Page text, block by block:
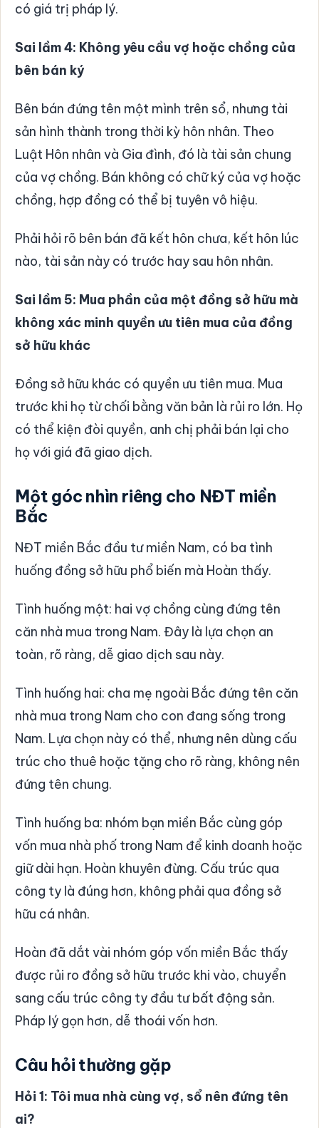
có giá trị pháp lý.
Sai lầm 4: Không yêu cầu vợ hoặc chồng của
bên bán ký
Bên bán đứng tên một mình trên sổ, nhưng tài
sản hình thành trong thời kỳ hôn nhân. Theo
Luật Hôn nhân và Gia đình, đó là tài sản chung
của vợ chồng. Bán không có chữ ký của vợ hoặc
chồng, hợp đồng có thể bị tuyên vô hiệu.
Phải hỏi rõ bên bán đã kết hôn chưa, kết hôn lúc
nào, tài sản này có trước hay sau hôn nhân.
Sai lầm 5: Mua phần của một đồng sở hữu mà
không xác minh quyền ưu tiên mua của đồng
sở hữu khác
Đồng sở hữu khác có quyền ưu tiên mua. Mua
trước khi họ từ chối bằng văn bản là rủi ro lớn. Họ
có thể kiện đòi quyền, anh chị phải bán lại cho
họ với giá đã giao dịch.
Một góc nhìn riêng cho NĐT miền
Bắc
NĐT miền Bắc đầu tư miền Nam, có ba tình
huống đồng sở hữu phổ biến mà Hoàn thấy.
Tình huống một: hai vợ chồng cùng đứng tên
căn nhà mua trong Nam. Đây là lựa chọn an
toàn, rõ ràng, dễ giao dịch sau này.
Tình huống hai: cha mẹ ngoài Bắc đứng tên căn
nhà mua trong Nam cho con đang sống trong
Nam. Lựa chọn này có thể, nhưng nên dùng cấu
trúc cho thuê hoặc tặng cho rõ ràng, không nên
đứng tên chung.
Tình huống ba: nhóm bạn miền Bắc cùng góp
vốn mua nhà phố trong Nam để kinh doanh hoặc
giữ dài hạn. Hoàn khuyên đừng. Cấu trúc qua
công ty là đúng hơn, không phải qua đồng sở
hữu cá nhân.
Hoàn đã dắt vài nhóm góp vốn miền Bắc thấy
được rủi ro đồng sở hữu trước khi vào, chuyển
sang cấu trúc công ty đầu tư bất động sản.
Pháp lý gọn hơn, dễ thoái vốn hơn.
Câu hỏi thường gặp
Hỏi 1: Tôi mua nhà cùng vợ, sổ nên đứng tên
ai?